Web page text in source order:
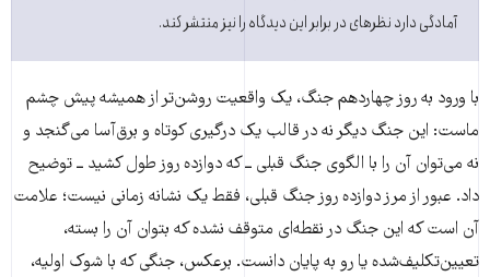
آمادگی دارد نظرهای در برابر این دیدگاه را نیز منتشر کند.
با ورود به روز چهاردهم جنگ، یک واقعیت روشن‌تر از همیشه پیش چشم
ماست: این جنگ دیگر نه در قالب یک درگیری کوتاه و برق‌آسا می‌گنجد و
نه می‌توان آن را با الگوی جنگ قبلی ــ که دوازده روز طول کشید ــ توضیح
داد. عبور از مرز دوازده روز جنگ قبلی، فقط یک نشانه زمانی نیست؛ علامت
آن است که این جنگ در نقطه‌ای متوقف نشده که بتوان آن را بسته،
تعیین‌تکلیف‌شده یا رو به پایان دانست. برعکس، جنگی که با شوک اولیه،